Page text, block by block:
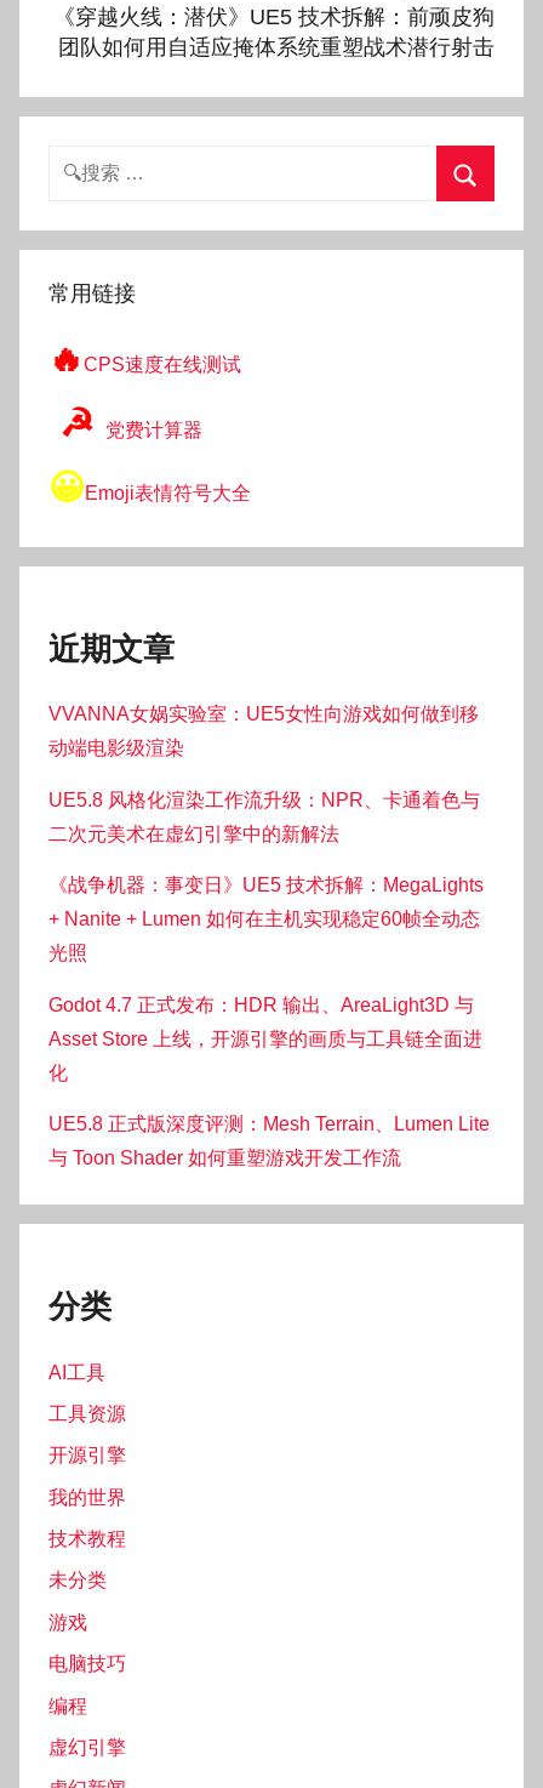
《穿越火线：潜伏》UE5 技术拆解：前顽皮狗
团队如何用自适应掩体系统重塑战术潜行射击
搜
索
常用链接
🔥 CPS速度在线测试
☭ 党费计算器
😀Emoji表情符号大全
近期文章
VVANNA女娲实验室：UE5女性向游戏如何做到移
动端电影级渲染
UE5.8 风格化渲染工作流升级：NPR、卡通着色与
二次元美术在虚幻引擎中的新解法
《战争机器：事变日》UE5 技术拆解：MegaLights
+ Nanite + Lumen 如何在主机实现稳定60帧全动态
光照
Godot 4.7 正式发布：HDR 输出、AreaLight3D 与
Asset Store 上线，开源引擎的画质与工具链全面进
化
UE5.8 正式版深度评测：Mesh Terrain、Lumen Lite
与 Toon Shader 如何重塑游戏开发工作流
分类
AI工具
工具资源
开源引擎
我的世界
技术教程
未分类
游戏
电脑技巧
编程
虚幻引擎